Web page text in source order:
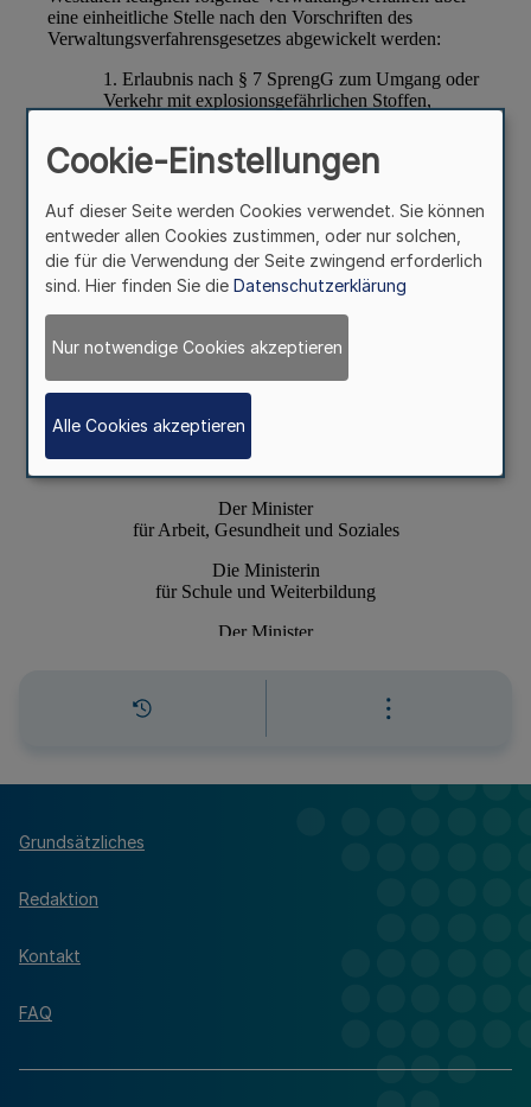
Grundsätzliches
Redaktion
Kontakt
FAQ
Cookie-Einstellungen
Auf dieser Seite werden Cookies verwendet. Sie können
entweder allen Cookies zustimmen, oder nur solchen,
die für die Verwendung der Seite zwingend erforderlich
sind. Hier finden Sie die Datenschutzerklärung
Nur notwendige Cookies akzeptieren
Alle Cookies akzeptieren